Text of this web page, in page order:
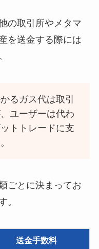
の取引所やメタマ
を送金する際には
るガス代は取引
ユーザーは代わ
トトレードに支
ごとに決まってお
。
送金手数料